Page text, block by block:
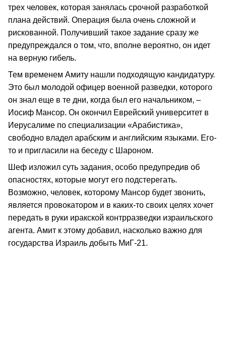
трех человек, которая занялась срочной разработкой
плана действий. Операция была очень сложной и
рискованной. Получивший такое задание сразу же
предупреждался о том, что, вполне вероятно, он идет
на верную гибель.
Тем временем Амиту нашли подходящую кандидатуру.
Это был молодой офицер военной разведки, которого
он знал еще в те дни, когда был его начальником, –
Иосиф Мансор. Он окончил Еврейский университет в
Иерусалиме по специализации «Арабистика»,
свободно владел арабским и английским языками. Его-
то и пригласили на беседу с Шароном.
Шеф изложил суть задания, особо предупредив об
опасностях, которые могут его подстерегать.
Возможно, человек, которому Мансор будет звонить,
является провокатором и в каких-то своих целях хочет
передать в руки иракской контрразведки израильского
агента. Амит к этому добавил, насколько важно для
государства Израиль добыть МиГ-21.